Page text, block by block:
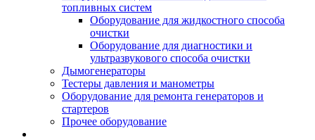
топливных систем
Оборудование для жидкостного способа
очистки
Оборудование для диагностики и
ультразвукового способа очистки
Дымогенераторы
Тестеры давления и манометры
Оборудование для ремонта генераторов и
стартеров
Прочее оборудование